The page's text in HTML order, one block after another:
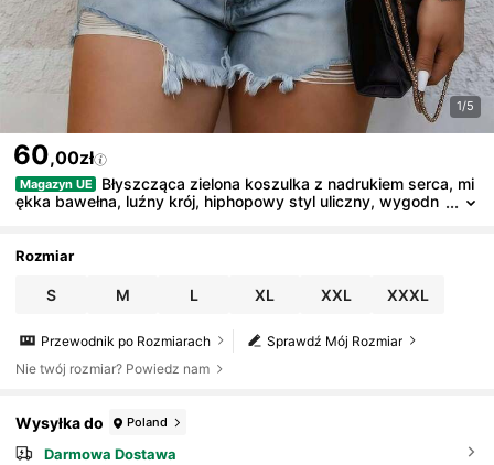
1/5
60,00zł
Magazyn UE
Błyszcząca zielona koszulka z nadrukiem serca, mi
ękka bawełna, luźny krój, hiphopowy styl uliczny, wygodn
Rozmiar
S M L XL XXL XXXL
Sprawdź Mój Rozmiar
Przewodnik po Rozmiarach
Nie twój rozmiar? Powiedz nam
Wysyłka do Poland
Darmowa Dostawa